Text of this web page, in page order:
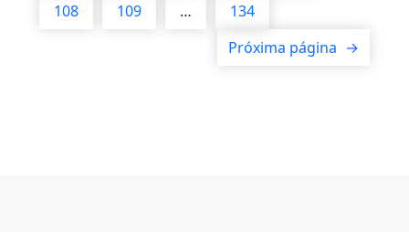
108
109 …
134
Próxima página →